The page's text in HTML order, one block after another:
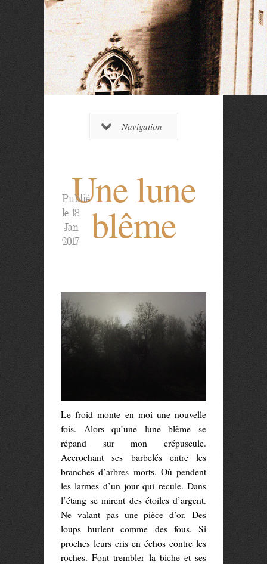
Navigation
Une lune
blême
Publié
le 18
Jan
2017
Le froid monte en moi une nouvelle
fois. Alors qu’une lune blême se
répand sur mon crépuscule.
Accrochant ses barbelés entre les
branches d’arbres morts. Où pendent
les larmes d’un jour qui recule. Dans
l’étang se mirent des étoiles d’argent.
Ne valant pas une pièce d’or. Des
loups hurlent comme des fous. Si
proches leurs cris en échos contre les
roches. Font trembler la biche et ses